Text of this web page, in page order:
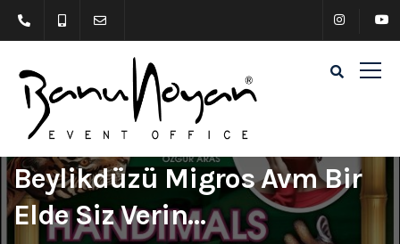
Beylikdüzü Migros Avm Bir
Elde Siz Verin…